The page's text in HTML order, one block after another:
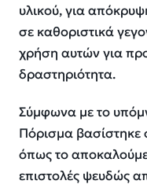
υλικού, για
σε καθοριστικά
χρήση αυτών για
δραστηριότητα.
Σύμφωνα με το
Πόρισμα βασίστηκε
όπως το
επιστολές ψευδώς